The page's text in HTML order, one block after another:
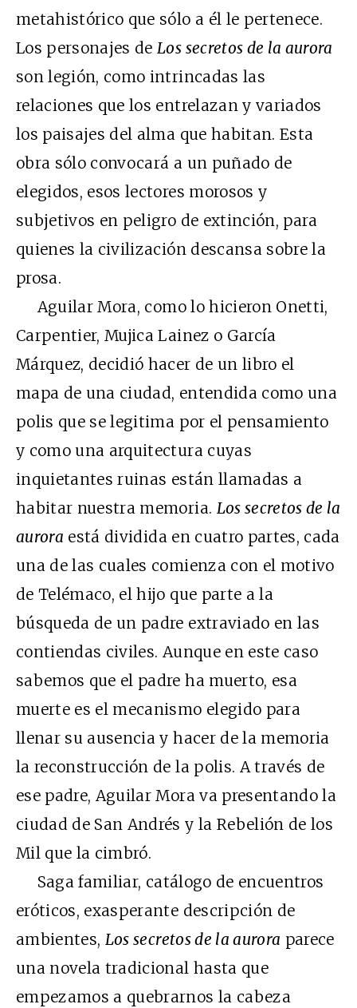
metahistórico que sólo a él le pertenece.
Los personajes deLos secretos de la aurora
son legión, como intrincadas las
relaciones que los entrelazan y variados
los paisajes del alma que habitan. Esta
obra sólo convocará a un puñado de
elegidos, esos lectores morosos y
subjetivos en peligro de extinción, para
quienes la civilización descansa sobre la
prosa.
Aguilar Mora, como lo hicieron Onetti,
Carpentier, Mujica Lainez o García
Márquez, decidió hacer de un libro el
mapa de una ciudad, entendida como una
polis que se legitima por el pensamiento
y como una arquitectura cuyas
inquietantes ruinas están llamadas a
habitar nuestra memoria. Los secretos de la
aurora está dividida en cuatro partes, cada
una de las cuales comienza con el motivo
de Telémaco, el hijo que parte a la
búsqueda de un padre extraviado en las
contiendas civiles. Aunque en este caso
sabemos que el padre ha muerto, esa
muerte es el mecanismo elegido para
llenar su ausencia y hacer de la memoria
la reconstrucción de la polis. A través de
ese padre, Aguilar Mora va presentando la
ciudad de San Andrés y la Rebelión de los
Mil que la cimbró.
Saga familiar, catálogo de encuentros
eróticos, exasperante descripción de
ambientes, Los secretos de la aurora parece
una novela tradicional hasta que
empezamos a quebrarnos la cabeza